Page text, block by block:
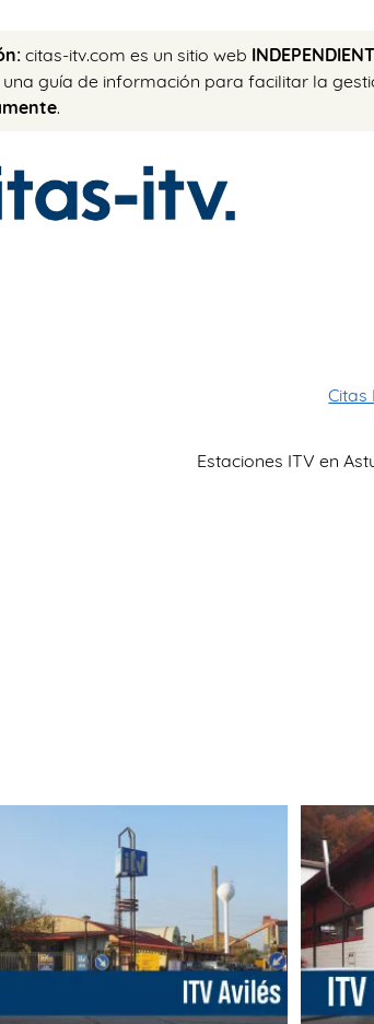
citas-itv.com es un sitio web
guía de información para facilitar la
.
Citas
Estaciones ITV en